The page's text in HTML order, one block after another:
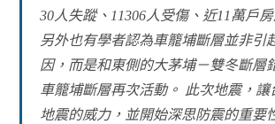
30人失蹤、11306人受傷、近11萬戶
另外也有學者認為車籠埔斷層並非引
因，而是和東側的大茅埔－雙冬斷層
車籠埔斷層再次活動。 此次地震，讓
地震的威力，並開始深思防震的重要